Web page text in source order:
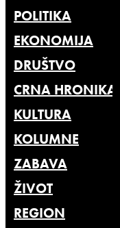
POLITIKA
EKONOMIJA
DRUŠTVO
CRNA HRONIKA
KULTURA
KOLUMNE
ZABAVA
ŽIVOT
REGION